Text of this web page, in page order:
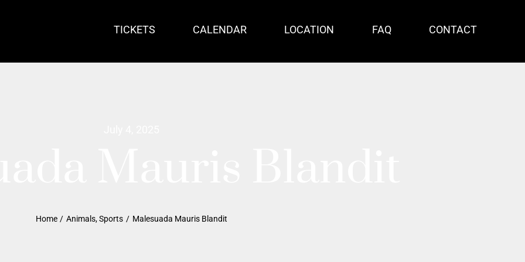
TICKETS CALENDAR LOCATION FAQ CONTACT
Home Animals Sports Malesuada Mauris Blandit